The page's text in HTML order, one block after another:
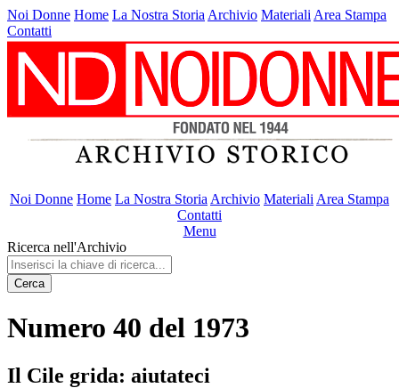
Noi Donne Home La Nostra Storia Archivio Materiali Area Stampa
Contatti
Noi Donne Home La Nostra Storia Archivio Materiali Area Stampa
Contatti
Menu
Ricerca nell'Archivio
Cerca
Numero 40 del 1973
Il Cile grida: aiutateci